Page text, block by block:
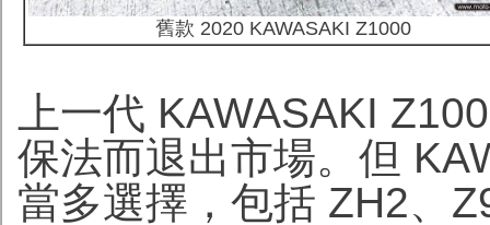
舊款 2020 KAWASAKI Z1000
上一代 KAWASAKI
保法而退出市場。但
當多選擇，包括 ZH2、